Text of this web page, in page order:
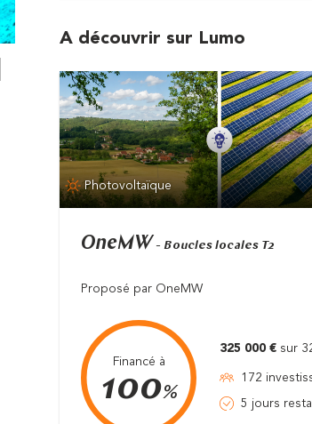
A découvrir sur Lumo
Photovoltaïque
OneMW - Boucles locales T2
Proposé par OneMW
Financé à
100%
325 000 € sur
172
5 jours